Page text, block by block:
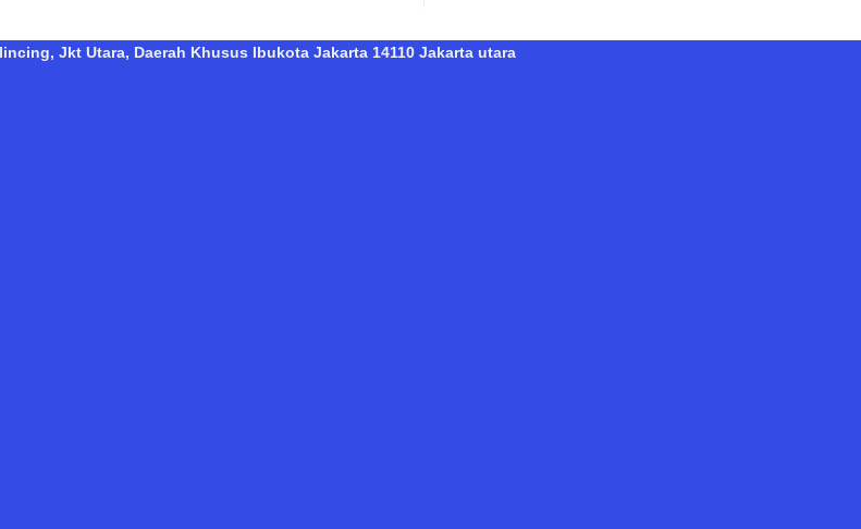
Jkt Utara, Daerah Khusus Ibukota Jakarta 14110 Jakarta utara